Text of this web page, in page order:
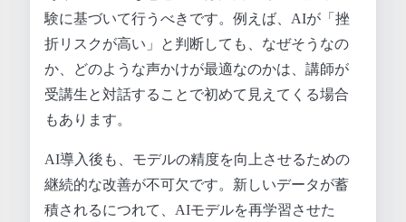
験に基づいて行うべきです。例えば、AIが「挫
折リスクが高い」と判断しても、なぜそうなの
か、どのような声かけが最適なのかは、講師が
受講生と対話することで初めて見えてくる場合
もあります。
AI導入後も、モデルの精度を向上させるための
継続的な改善が不可欠です。新しいデータが蓄
積されるにつれて、AIモデルを再学習させた